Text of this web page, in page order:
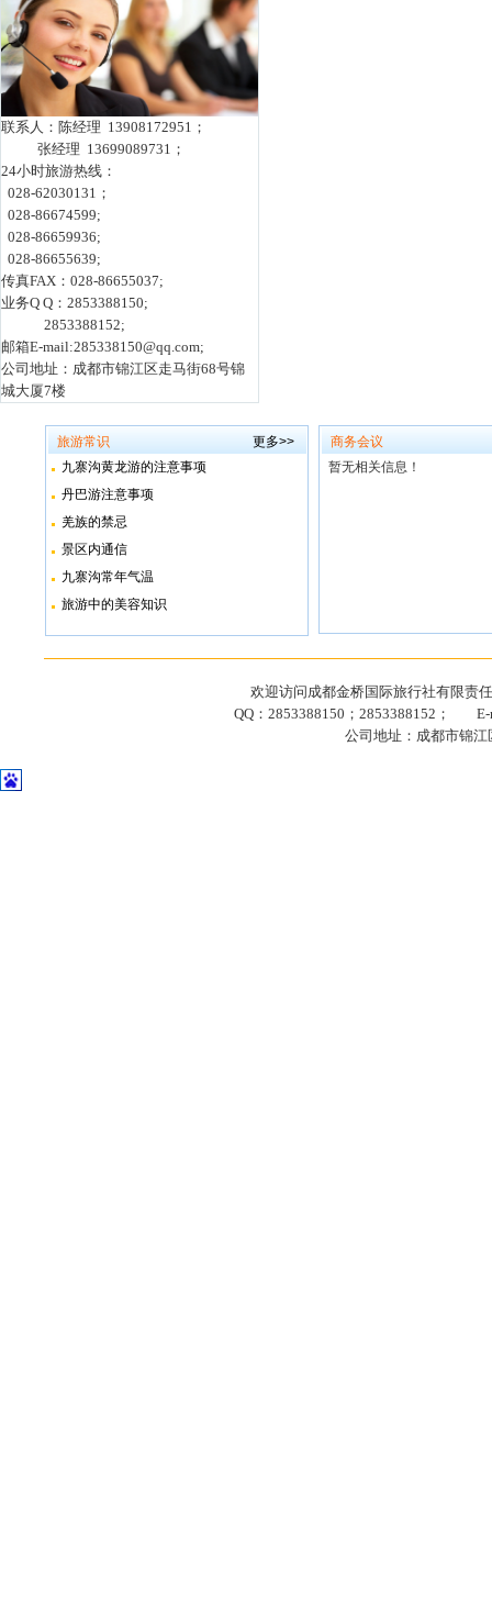
联系人：陈经理 13908172951；
张经理 13699089731；
24小时旅游热线：
028-62030131；
028-86674599;
028-86659936;
028-86655639;
传真FAX：028-86655037;
业务Q Q：2853388150;
2853388152;
邮箱E-mail:285338150@qq.com;
公司地址：成都市锦江区走马街68号锦
城大厦7楼
旅游常识
更多>>
九寨沟黄龙游的注意事项
丹巴游注意事项
羌族的禁忌
景区内通信
九寨沟常年气温
旅游中的美容知识
商务会议
暂无相关信息！
欢迎访问成都金桥国际旅行社有限责
QQ：2853388150；2853388152； E-
公司地址：成都市锦